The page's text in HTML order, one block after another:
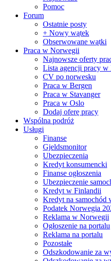
Pomoc
Forum
Ostatnie posty
+ Nowy wątek
Obserwowane wątki
Praca w Norwegii
Najnowsze oferty
Lista agencji pracy
CV po norwesku
Praca w Bergen
Praca w Stavanger
Praca w Oslo
Dodaj oferę pracy
Wspólna podróż
Usługi
Finanse
Gjeldsmonitor
Ubezpieczenia
Kredyt konsumencki
Finanse ogłoszenia
Ubezpieczenie
Kredyt w Finlandii
Kredyt na samochód
Podatek Norwegia
Reklama w Norwegii
Ogłoszenie na portalu
Reklama na portalu
Pozostałe
Odszkodowanie za